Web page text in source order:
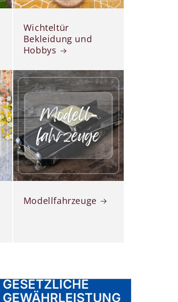
Wichteltür
Bekleidung und
Hobbys
Modellfahrzeuge